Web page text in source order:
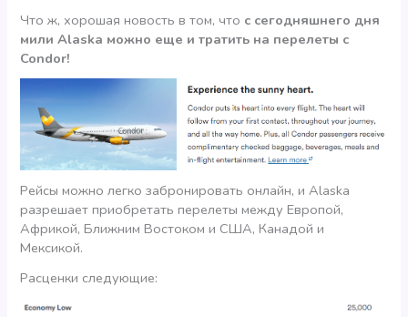
Что ж, хорошая новость в том, что с сегодняшнего дня
мили Alaska можно еще и тратить на перелеты с
Condor!
Рейсы можно легко забронировать онлайн, и Alaska
разрешает приобретать перелеты между Европой,
Африкой, Ближним Востоком и США, Канадой и
Мексикой.
Расценки следующие: